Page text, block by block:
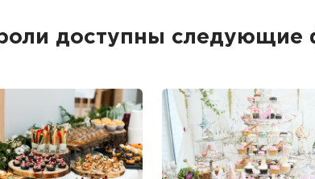
доступны